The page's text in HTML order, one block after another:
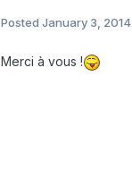
Posted January 3, 2014
Merci à vous !